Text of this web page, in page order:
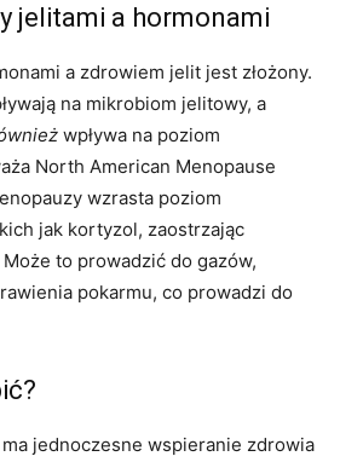
jelitami a hormonami
a zdrowiem jelit jest złożony.
na mikrobiom jelitowy, a
wpływa na poziom
North American Menopause
wzrasta poziom
jak kortyzol, zaostrzając
to prowadzić do gazów,
pokarmu, co prowadzi do
jednoczesne wspieranie zdrowia